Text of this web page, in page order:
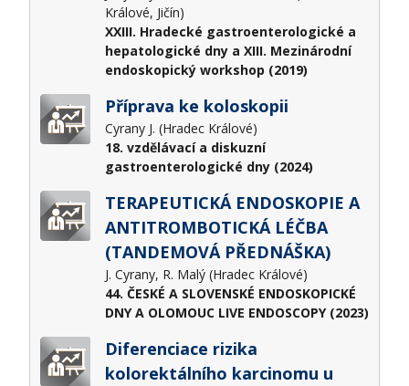
Králové, Jičín)
XXIII. Hradecké gastroenterologické a
hepatologické dny a XIII. Mezinárodní
endoskopický workshop (2019)
Příprava ke koloskopii
Cyrany J. (Hradec Králové)
18. vzdělávací a diskuzní
gastroenterologické dny (2024)
TERAPEUTICKÁ ENDOSKOPIE A
ANTITROMBOTICKÁ LÉČBA
(TANDEMOVÁ PŘEDNÁŠKA)
J. Cyrany, R. Malý (Hradec Králové)
44. ČESKÉ A SLOVENSKÉ ENDOSKOPICKÉ
DNY A OLOMOUC LIVE ENDOSCOPY (2023)
Diferenciace rizika
kolorektálního karcinomu u